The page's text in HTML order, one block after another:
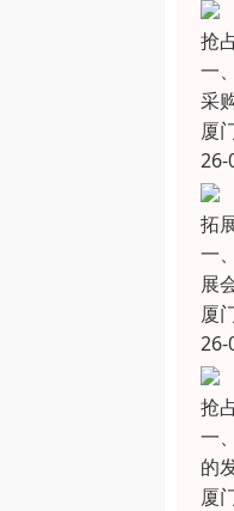
抢
一
采
厦
26-
拓
一
展
厦
26-
抢
一
的
厦